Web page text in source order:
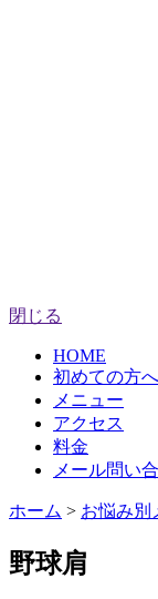
閉じる
HOME
初めての方へ
メニュー
アクセス
料金
メール問い
ホーム > お悩み別
野球肩